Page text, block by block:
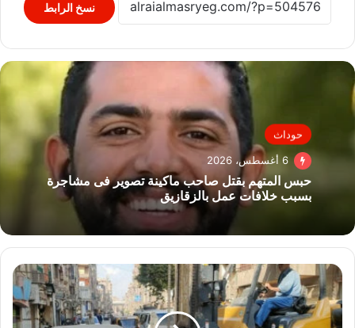
نسخ الرابط
حوداث
6 أغسطس، 2026
حبس المتهم بقتل صاحب ماكينة تصوير فى مشاجرة
بسبب خلافات عمل بالزقازيق
المرور
تواصل
رفع
السيارات